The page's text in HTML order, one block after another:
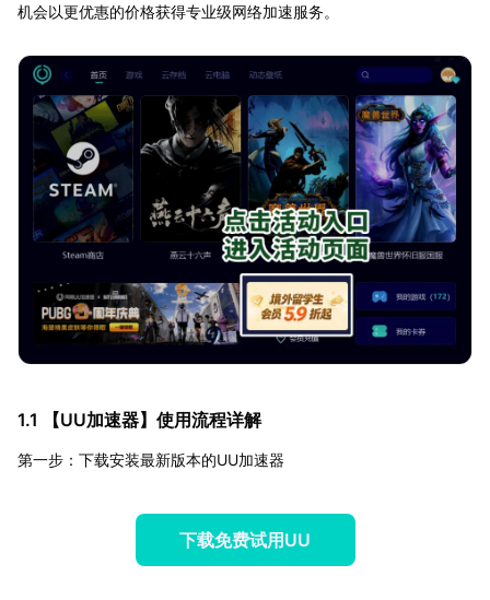
机会以更优惠的价格获得专业级网络加速服务。
1.1 【UU加速器】使用流程详解
第一步：下载安装最新版本的UU加速器
下载免费试用UU